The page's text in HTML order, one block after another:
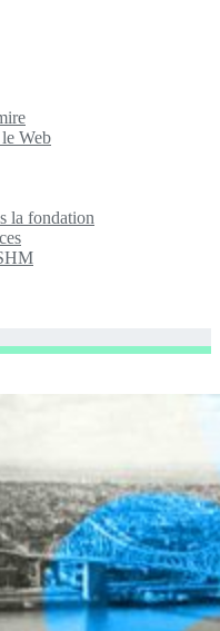
Web
la fondation